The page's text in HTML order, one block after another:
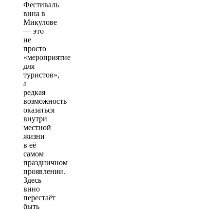
Фестиваль
вина в
Микулове
— это
не
просто
«мероприятие
для
туристов»,
а
редкая
возможность
оказаться
внутри
местной
жизни
в её
самом
праздничном
проявлении.
Здесь
вино
перестаёт
быть